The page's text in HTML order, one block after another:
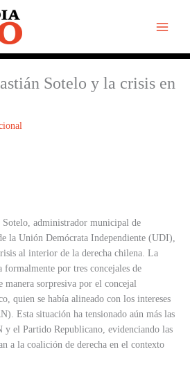
Sotelo y la crisis en
Sotelo, administrador municipal de
la Unión Demócrata Independiente (UDI),
al interior de la derecha chilena. La
formalmente por tres concejales de
manera sorpresiva por el concejal
quien se había alineado con los intereses
Esta situación ha tensionado aún más las
y el Partido Republicano, evidenciando las
a la coalición de derecha en el contexto